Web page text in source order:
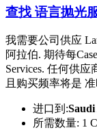
查找 语言抛光
我需要公司供应
阿拉伯. 期待每
Services. 任何供
且购买频率将是
进口到:
所需数量: 1